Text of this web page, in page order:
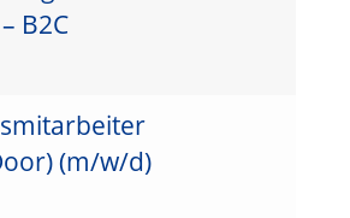
B2C
(m/w/d)